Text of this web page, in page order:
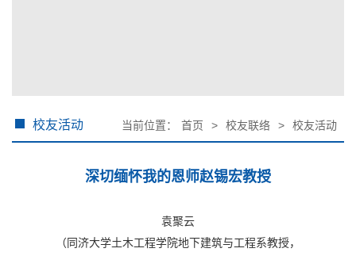
校友活动 当前位置： 首页 > 校友联络 > 校友活动
深切缅怀我的恩师赵锡宏教授
袁聚云
（同济大学土木工程学院地下建筑与工程系教授，